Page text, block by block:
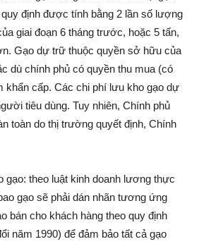
định được tính bằng 2 lần số lượng
giai đoạn 6 tháng trước, hoặc 5 tấn,
Gạo dự trữ thuộc quyền sở hữu của
dù chính phủ có quyền thu mua (có
khẩn cấp. Các chi phí lưu kho gạo dự
tiêu dùng. Tuy nhiên, Chính phủ
toàn do thị trường quyết định, Chính
gạo: theo luật kinh doanh lương thực
gạo sẽ phải dán nhãn tương ứng
bán cho khách hàng theo quy định
năm 1990) để đảm bảo tất cả gạo